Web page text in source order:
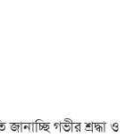
গভীর শ্রদ্ধা ও